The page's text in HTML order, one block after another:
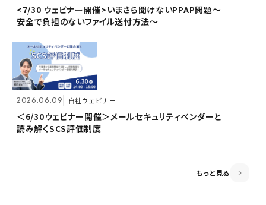
<7/30 ウェビナー開催>いまさら聞けないPPAP問題～
安全で負担のないファイル送付方法～
2026.06.09 自社ウェビナー
＜6/30ウェビナー開催＞メールセキュリティベンダーと
読み解くSCS評価制度
<7/30 ウェビナー開催>いまさら聞けないPPAP問題～
安全で負担のないファイル送付方法～
2026.06.09 自社ウェビナー
＜6/30ウェビナー開催＞メールセキュリティベンダーと
読み解くSCS評価制度
2026.06.09 自社ウェビナー
＜6/30ウェビナー開催＞メールセキュリティベンダーと
2026.04.28 共催ウェビナー
＜5/21ウェビナー開催＞ゼロトラスト思考～信用しない
もっと見る